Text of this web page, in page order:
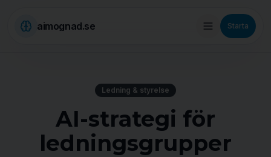
aimognad.se Starta
Ledning & styrelse
AI-strategi för
ledningsgrupper